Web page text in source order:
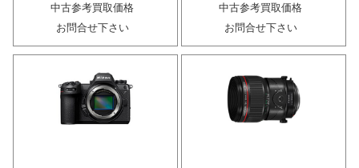
中古参考買取価格
お問合せ下さい
中古参考買取価格
お問合せ下さい